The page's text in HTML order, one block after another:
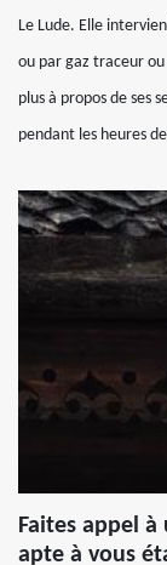
Le Lude. Elle
ou par gaz traceur
plus à propos de ses
pendant les heures
Faites appel
apte à vous